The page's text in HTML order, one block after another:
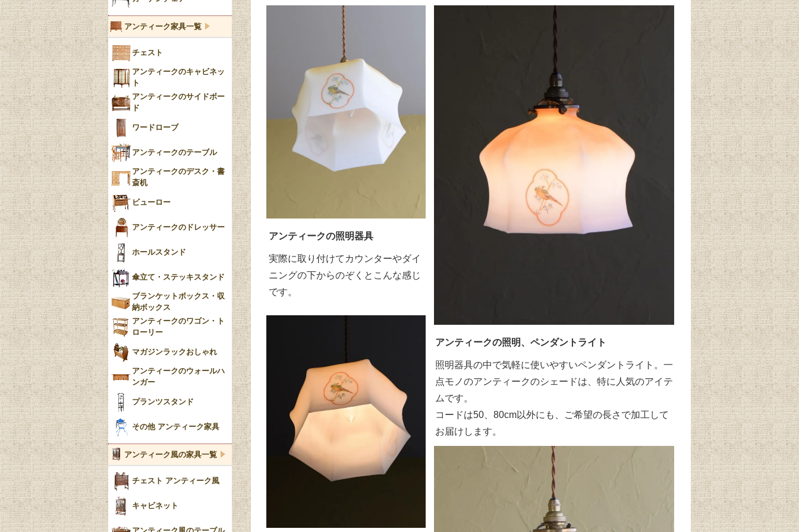
アンティークの照明器具
実際に取り付けてカウンターやダイ
ニングの下からのぞくとこんな感じ
です。
アンティークの照明、ペンダントライト
照明器具の中で気軽に使いやすいペンダントライト。一
点モノのアンティークのシェードは、特に人気のアイテ
ムです。
コードは50、80cm以外にも、ご希望の長さで加工して
お届けします。
ブルーウィローパターン
Blue）
YUAN
チンツ
クリノリン
アンティーク家具一覧
チェスト
アンティークのキャビネッ
ト
アンティークのサイドボー
ド
ワードローブ
アンティークのテーブル
アンティークのデスク・書
斎机
ビューロー
アンティークのドレッサー
ホールスタンド
傘立て・ステッキスタンド
ブランケットボックス・収
納ボックス
アンティークのワゴン・ト
ローリー
マガジンラックおしゃれ
アンティークのウォールハ
ンガー
プランツスタンド
その他 アンティーク家具
アンティーク風の家具一覧
チェスト アンティーク風
キャビネット